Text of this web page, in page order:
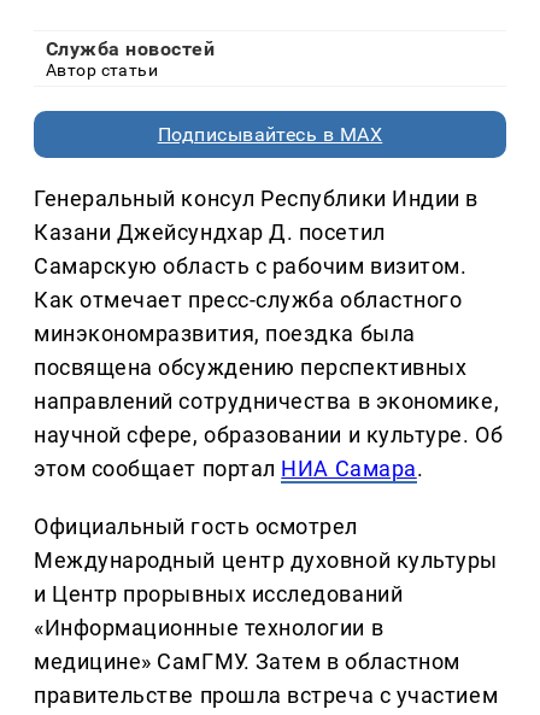
Служба новостей
Автор статьи
Подписывайтесь в MAX
Генеральный консул Республики Индии в
Казани Джейсундхар Д. посетил
Самарскую область с рабочим визитом.
Как отмечает пресс-служба областного
минэкономразвития, поездка была
посвящена обсуждению перспективных
направлений сотрудничества в экономике,
научной сфере, образовании и культуре. Об
этом сообщает портал НИА Самара.
Официальный гость осмотрел
Международный центр духовной культуры
и Центр прорывных исследований
«Информационные технологии в
медицине» СамГМУ. Затем в областном
правительстве прошла встреча с участием